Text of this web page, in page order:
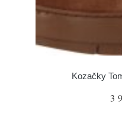
Kozačky
3